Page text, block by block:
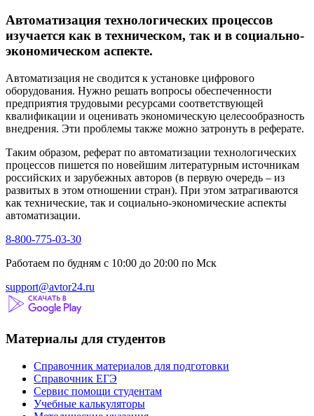
Автоматизация технологических процессов
изучается как в техническом, так и в социально-
экономическом аспекте.
Автоматизация не сводится к установке цифрового
оборудования. Нужно решать вопросы обеспеченности
предприятия трудовыми ресурсами соответствующей
квалификации и оценивать экономическую целесообразность
внедрения. Эти проблемы также можно затронуть в реферате.
Таким образом, реферат по автоматизации технологических
процессов пишется по новейшим литературным источникам
российских и зарубежных авторов (в первую очередь – из
развитых в этом отношении стран). При этом затрагиваются
как технические, так и социально-экономические аспекты
автоматизации.
8-800-775-03-30
Работаем по будням с 10:00 до 20:00 по Мск
support@avtor24.ru
Материалы для студентов
Справочник материалов для подготовки
Справочник ЕГЭ
Сервис помощи студентам
Учебные калькуляторы